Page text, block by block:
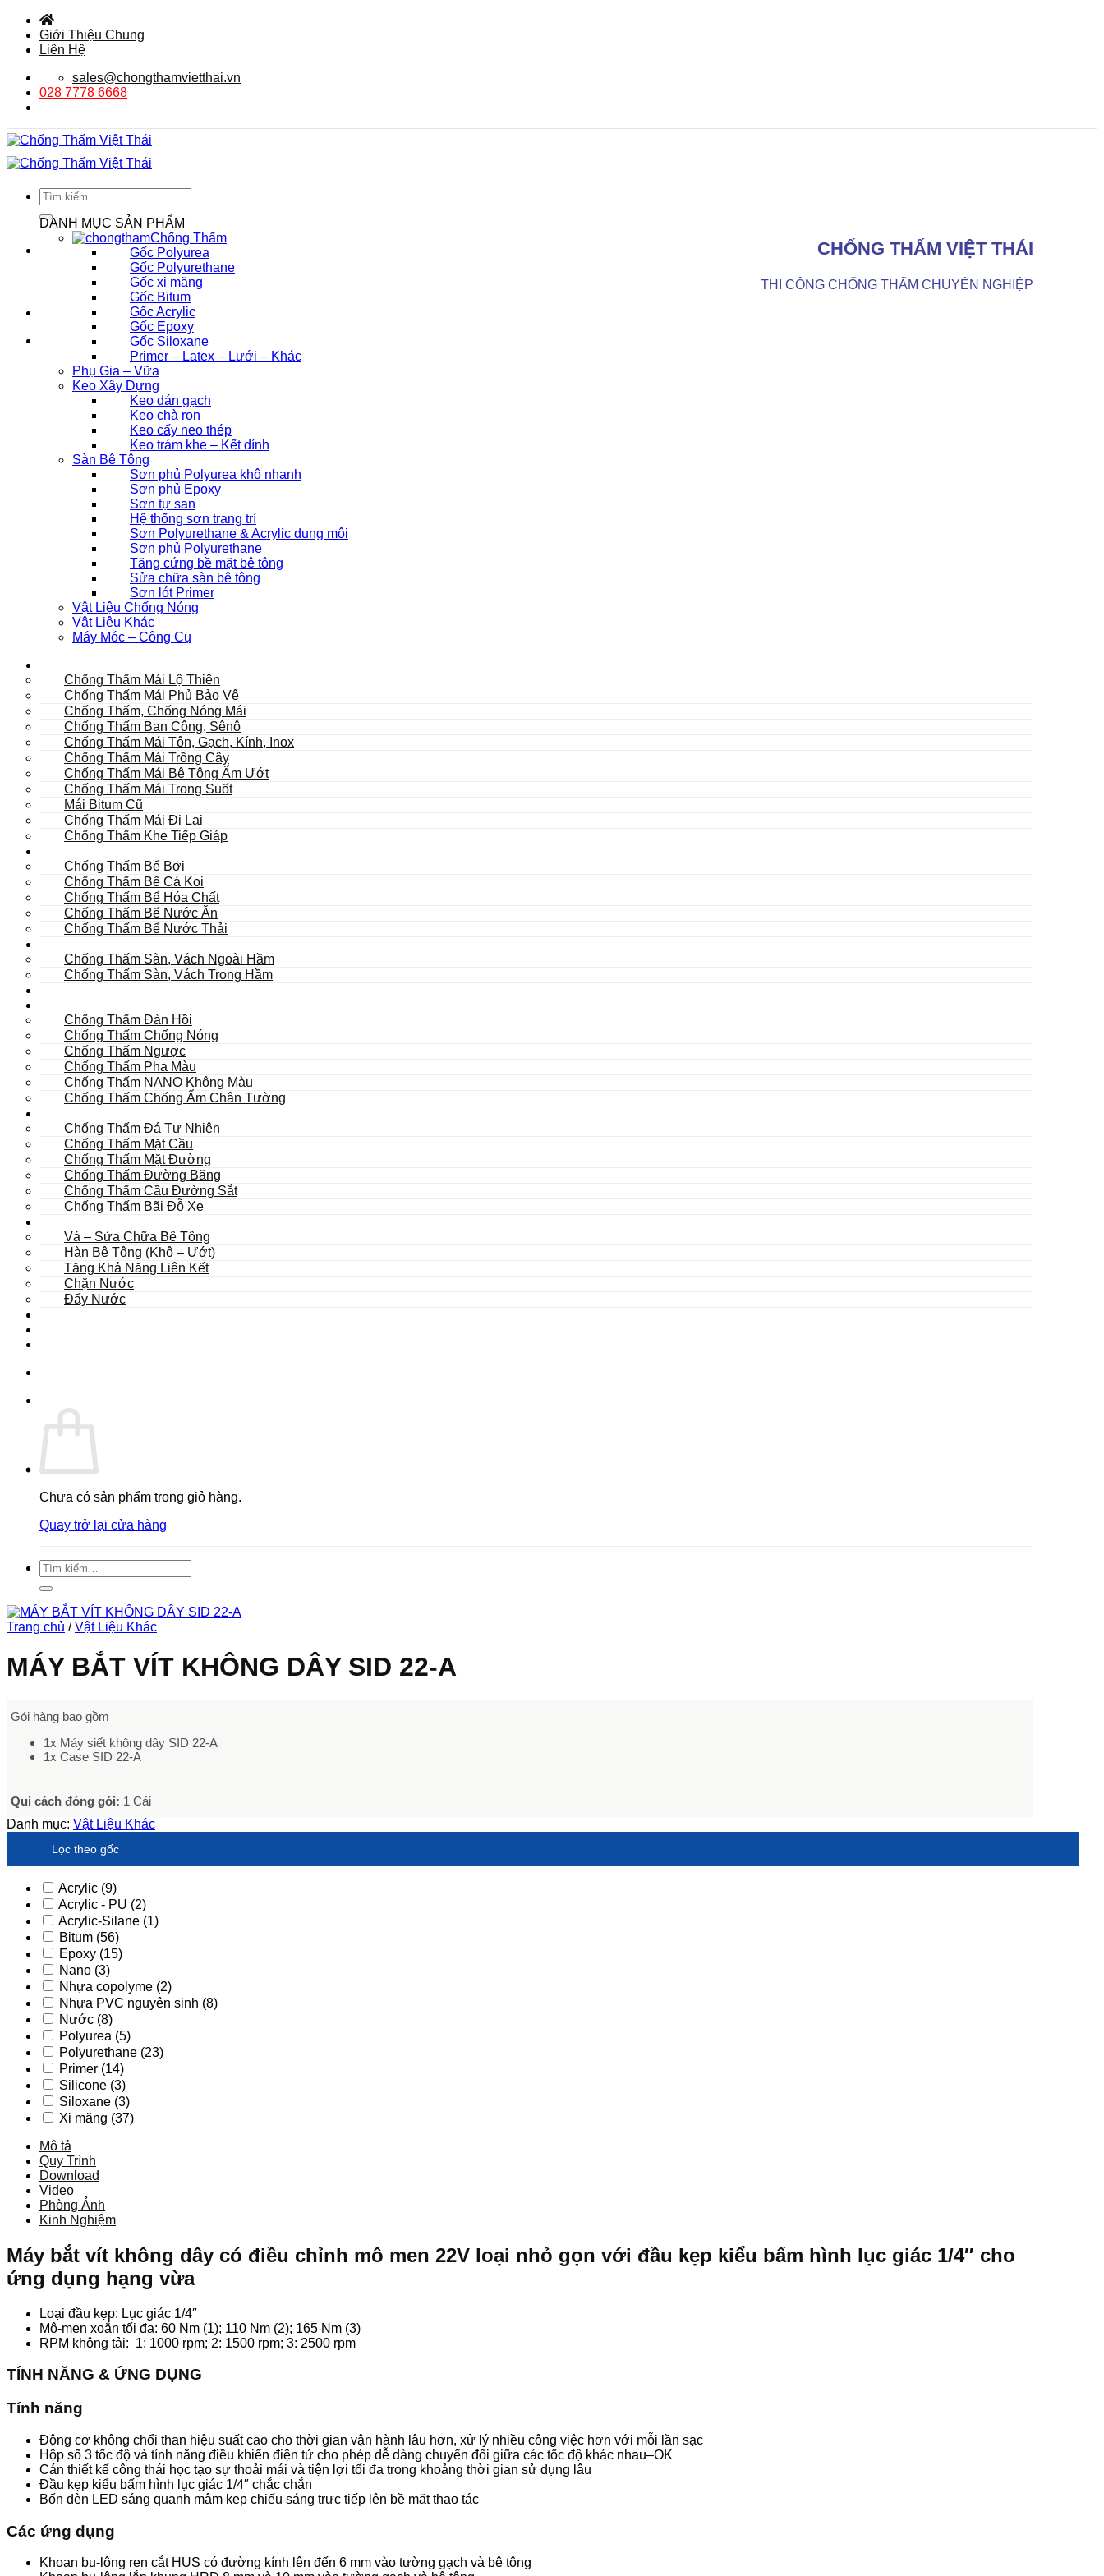
qua
Giới Thiệu Chung
Liên Hệ
sales@chongthamvietthai.vn
028 7778 6668
Tìm
kiếm:
CHỐNG THẤM VIỆT THÁI
THI CÔNG CHỐNG THẤM CHUYÊN NGHIỆP
DANH MỤC SẢN PHẨM
Chống Thấm
Gốc Polyurea
Gốc Polyurethane
Gốc xi măng
Gốc Bitum
Gốc Acrylic
Gốc Epoxy
Gốc Siloxane
Primer – Latex – Lưới – Khác
Phụ Gia – Vữa
Keo Xây Dựng
Keo dán gạch
Keo chà ron
Keo cấy neo thép
Keo trám khe – Kết dính
Sàn Bê Tông
Sơn phủ Polyurea khô nhanh
Sơn phủ Epoxy
Sơn tự san
Hệ thống sơn trang trí
Sơn Polyurethane & Acrylic dung môi
Sơn phủ Polyurethane
Tăng cứng bề mặt bê tông
Sửa chữa sàn bê tông
Sơn lót Primer
Vật Liệu Chống Nóng
Vật Liệu Khác
Máy Móc – Công Cụ
Chống Thấm Mái Lộ Thiên
Chống Thấm Mái Phủ Bảo Vệ
Chống Thấm, Chống Nóng Mái
Chống Thấm Ban Công, Sênô
Chống Thấm Mái Tôn, Gạch, Kính, Inox
Chống Thấm Mái Trồng Cây
Chống Thấm Mái Bê Tông Ẩm Ướt
Chống Thấm Mái Trong Suốt
Mái Bitum Cũ
Chống Thấm Mái Đi Lại
Chống Thấm Khe Tiếp Giáp
Chống Thấm Bể Bơi
Chống Thấm Bể Cá Koi
Chống Thấm Bể Hóa Chất
Chống Thấm Bể Nước Ăn
Chống Thấm Bể Nước Thải
Chống Thấm Sàn, Vách Ngoài Hầm
Chống Thấm Sàn, Vách Trong Hầm
Chống Thấm Đàn Hồi
Chống Thấm Chống Nóng
Chống Thấm Ngược
Chống Thấm Pha Màu
Chống Thấm NANO Không Màu
Chống Thấm Chống Ẩm Chân Tường
Chống Thấm Đá Tự Nhiên
Chống Thấm Mặt Cầu
Chống Thấm Mặt Đường
Chống Thấm Đường Băng
Chống Thấm Cầu Đường Sắt
Chống Thấm Bãi Đỗ Xe
Vá – Sửa Chữa Bê Tông
Hàn Bê Tông (Khô – Ướt)
Tăng Khả Năng Liên Kết
Chặn Nước
Đẩy Nước
Chưa có sản phẩm trong giỏ hàng.
Quay trở lại cửa hàng
Tìm
kiếm:
Trang chủ / Vật Liệu Khác
MÁY BẮT VÍT KHÔNG DÂY SID 22-A
Gói hàng bao gồm
1x Máy siết không dây SID 22-A
1x Case SID 22-A
Qui cách đóng gói: 1 Cái
Danh mục: Vật Liệu Khác
Lọc theo gốc
Acrylic (9)
Acrylic - PU (2)
Acrylic-Silane (1)
Bitum (56)
Epoxy (15)
Nano (3)
Nhựa copolyme (2)
Nhựa PVC nguyên sinh (8)
Nước (8)
Polyurea (5)
Polyurethane (23)
Primer (14)
Silicone (3)
Siloxane (3)
Xi măng (37)
Mô tả
Quy Trình
Download
Video
Phòng Ảnh
Kinh Nghiệm
Máy bắt vít không dây có điều chỉnh mô men 22V loại nhỏ gọn với đầu kẹp kiểu bấm hình lục giác 1/4″ cho
ứng dụng hạng vừa
Loại đầu kẹp: Lục giác 1/4″
Mô-men xoắn tối đa: 60 Nm (1); 110 Nm (2); 165 Nm (3)
RPM không tải: 1: 1000 rpm; 2: 1500 rpm; 3: 2500 rpm
TÍNH NĂNG & ỨNG DỤNG
Tính năng
Động cơ không chổi than hiệu suất cao cho thời gian vận hành lâu hơn, xử lý nhiều công việc hơn với mỗi lần sạc
Hộp số 3 tốc độ và tính năng điều khiển điện tử cho phép dễ dàng chuyển đổi giữa các tốc độ khác nhau–OK
Cán thiết kế công thái học tạo sự thoải mái và tiện lợi tối đa trong khoảng thời gian sử dụng lâu
Đầu kẹp kiểu bấm hình lục giác 1/4″ chắc chắn
Bốn đèn LED sáng quanh mâm kẹp chiếu sáng trực tiếp lên bề mặt thao tác
Các ứng dụng
Khoan bu-lông ren cắt HUS có đường kính lên đến 6 mm vào tường gạch và bê tông